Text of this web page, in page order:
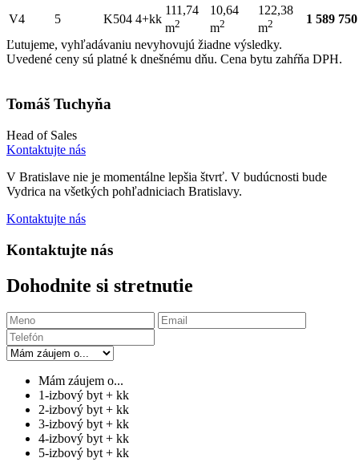
V4 5 K504 4+kk
111,74
m2
10,64
m2
122,38
m2
1 589
Ľutujeme, vyhľadávaniu nevyhovujú žiadne výsledky.
Uvedené ceny sú platné k dnešnému dňu. Cena bytu zahŕňa DPH.
Tomáš Tuchyňa
Head of Sales
Kontaktujte nás
V Bratislave nie je momentálne lepšia štvrť. V budúcnosti bude
Vydrica na všetkých pohľadniciach Bratislavy.
Kontaktujte nás
Kontaktujte nás
Dohodnite si stretnutie
Mám záujem o...
1-izbový byt + kk
2-izbový byt + kk
3-izbový byt + kk
4-izbový byt + kk
5-izbový byt + kk